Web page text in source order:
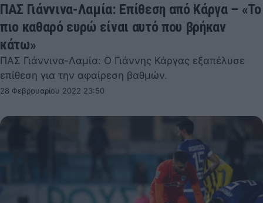
ΠΑΣ Γιάννινα-Λαμία: Επίθεση από Κάργα – «Το
πιο καθαρό ευρώ είναι αυτό που βρήκαν
κάτω»
ΠΑΣ Γιάννινα-Λαμία: Ο Γιάννης Κάργας εξαπέλυσε
επίθεση για την αφαίρεση βαθμών.
28 Φεβρουαρίου 2022 23:50